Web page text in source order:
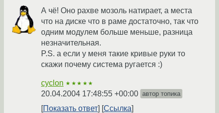
А чё! Оно рахве мозоль натирает, а места
что на диске что в раме достаточно, так что
одним модулем больше меньше, разница
незначительная.
P.S. а если у меня такие кривые руки то
скажи почему система ругается :)
cyclon ★★★★★
20.04.2004 17:48:55 +00:00 автор топика
Показать ответ Ссылка